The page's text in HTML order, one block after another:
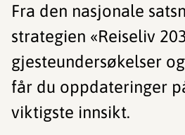
Fra den nasjonale
strategien «Reiseliv
gjesteundersøkelser
får du oppdateringer
viktigste innsikt.